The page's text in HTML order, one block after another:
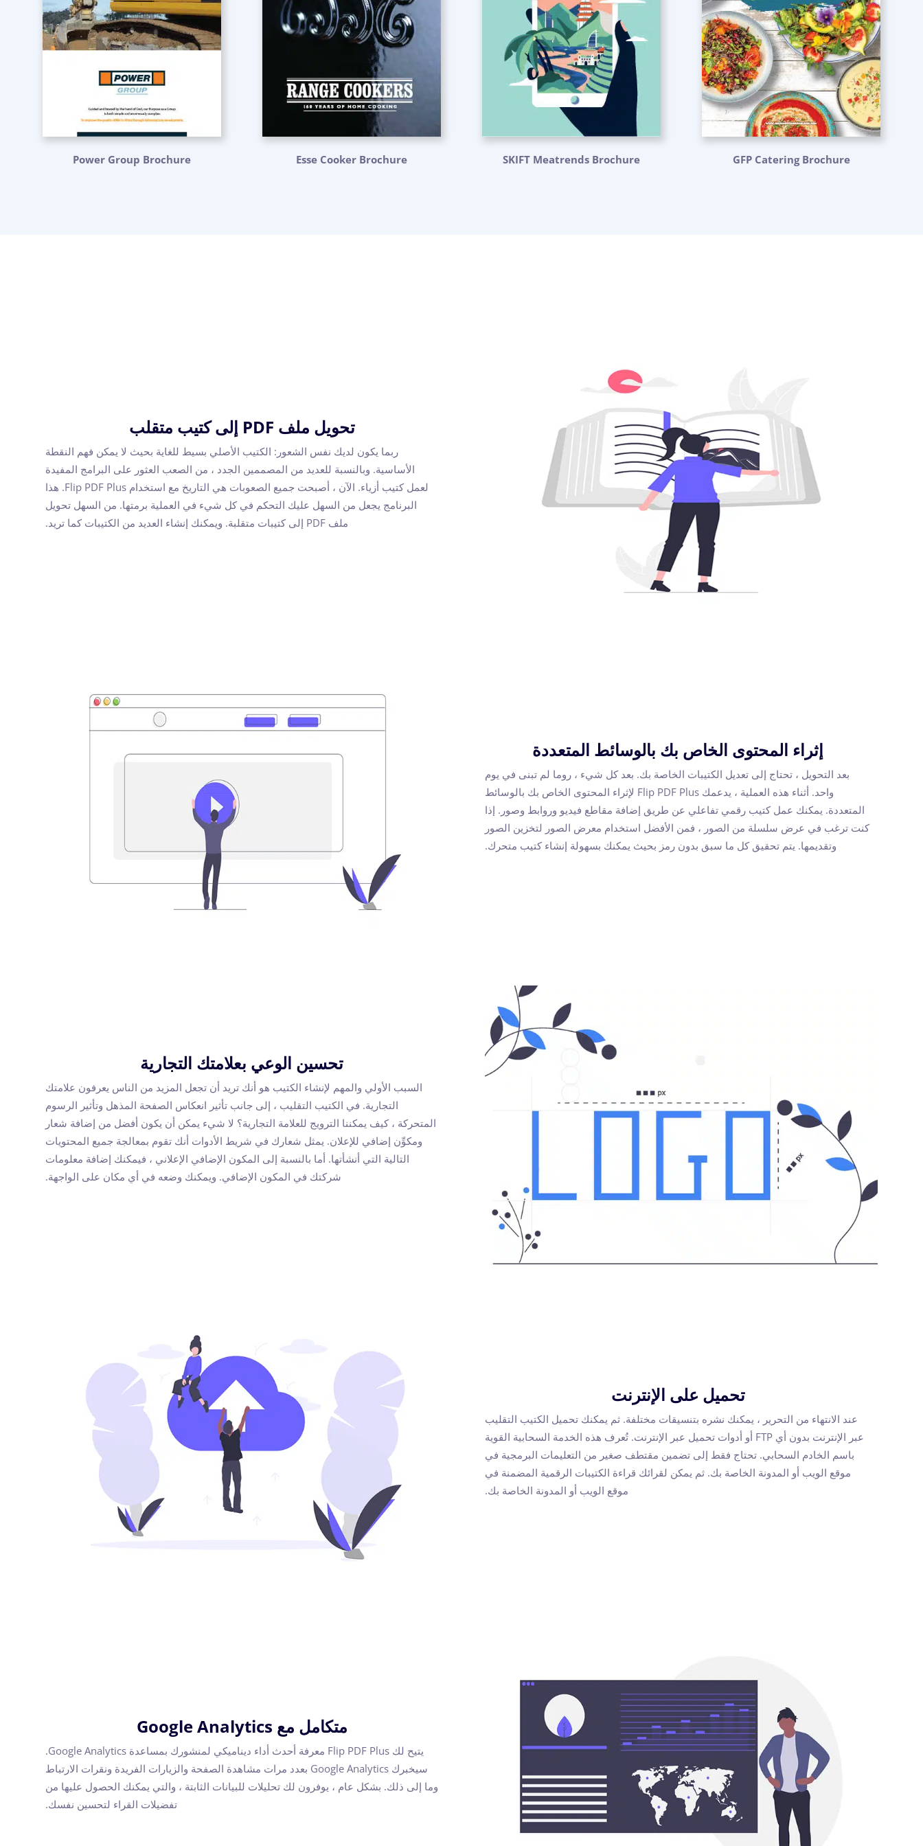
GFP Catering Brochure
SKIFT Meatrends Brochure
Esse Cooker Brochure
Power Group Brochure
تحويل ملف PDF إلى كتيب متقلب
ربما يكون لديك نفس الشعور: الكتيب الأصلي بسيط للغاية بحيث لا يمكن فهم النقطة
الأساسية. وبالنسبة للعديد من المصممين الجدد ، من الصعب العثور على البرامج المفيدة
لعمل كتيب أزياء. الآن ، أصبحت جميع الصعوبات هي التاريخ مع استخدام Flip PDF Plus. هذا
البرنامج يجعل من السهل عليك التحكم في كل شيء في العملية برمتها. من السهل تحويل
ملف PDF إلى كتيبات متقلبة. ويمكنك إنشاء العديد من الكتيبات كما تريد.
إثراء المحتوى الخاص بك بالوسائط المتعددة
بعد التحويل ، تحتاج إلى تعديل الكتيبات الخاصة بك. بعد كل شيء ، روما لم تبنى في يوم
واحد. أثناء هذه العملية ، يدعمك Flip PDF Plus لإثراء المحتوى الخاص بك بالوسائط
المتعددة. يمكنك عمل كتيب رقمي تفاعلي عن طريق إضافة مقاطع فيديو وروابط وصور. إذا
كنت ترغب في عرض سلسلة من الصور ، فمن الأفضل استخدام معرض الصور لتخزين الصور
وتقديمها. يتم تحقيق كل ما سبق بدون رمز بحيث يمكنك بسهولة إنشاء كتيب متحرك.
تحسين الوعي بعلامتك التجارية
السبب الأولي والمهم لإنشاء الكتيب هو أنك تريد أن تجعل المزيد من الناس يعرفون علامتك
التجارية. في الكتيب التقليب ، إلى جانب تأثير انعكاس الصفحة المذهل وتأثير الرسوم
المتحركة ، كيف يمكننا الترويج للعلامة التجارية؟ لا شيء يمكن أن يكون أفضل من إضافة شعار
ومكوِّن إضافي للإعلان. يمثل شعارك في شريط الأدوات أنك تقوم بمعالجة جميع المحتويات
التالية التي أنشأتها. أما بالنسبة إلى المكون الإضافي الإعلاني ، فيمكنك إضافة معلومات
شركتك في المكون الإضافي. ويمكنك وضعه في أي مكان على الواجهة.
تحميل على الإنترنت
عند الانتهاء من التحرير ، يمكنك نشره بتنسيقات مختلفة. ثم يمكنك تحميل الكتيب التقليب
عبر الإنترنت بدون أي FTP أو أدوات تحميل عبر الإنترنت. تُعرف هذه الخدمة السحابية القوية
باسم الخادم السحابي. تحتاج فقط إلى تضمين مقتطف صغير من التعليمات البرمجية في
موقع الويب أو المدونة الخاصة بك. ثم يمكن لقرائك قراءة الكتيبات الرقمية المضمنة في
موقع الويب أو المدونة الخاصة بك.
متكامل مع Google Analytics
يتيح لك Flip PDF Plus معرفة أحدث أداء ديناميكي لمنشورك بمساعدة Google Analytics.
سيخبرك Google Analytics بعدد مرات مشاهدة الصفحة والزيارات الفريدة ونقرات الارتباط
وما إلى ذلك. بشكل عام ، يوفرون لك تحليلات للبيانات الثابتة ، والتي يمكنك الحصول عليها من
تفضيلات القراء لتحسين نفسك.